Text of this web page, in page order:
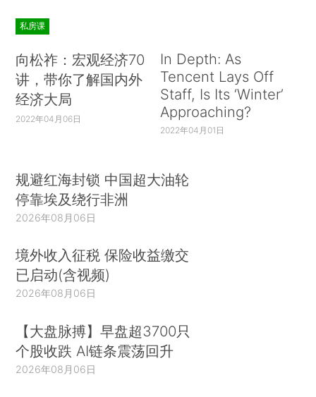
私房课
向松祚：宏观经济70
讲，带你了解国内外
经济大局
2022年04月06日
In Depth: As
Tencent Lays Off
Staff, Is Its ‘Winter’
Approaching?
2022年04月01日
规避红海封锁 中国超大油轮
停靠埃及绕行非洲
2026年08月06日
境外收入征税 保险收益缴交
已启动(含视频)
2026年08月06日
【大盘脉搏】早盘超3700只
个股收跌 AI链条震荡回升
2026年08月06日